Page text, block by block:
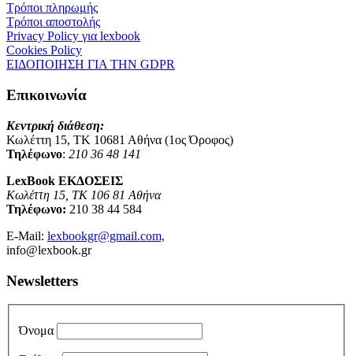
Τρόποι πληρωμής
Τρόποι αποστολής
Privacy Policy για lexbook
Cookies Policy
ΕΙΔΟΠΟΙΗΣΗ ΓΙΑ ΤΗΝ GDPR
Επικοινωνία
Κεντρική διάθεση:
Κωλέττη 15, ΤΚ 10681 Αθήνα (1ος Όροφος)
Τηλέφωνο: 210 36 48 141
LexBook ΕΚΔΟΣΕΙΣ
Κωλέττη 15, ΤΚ 106 81 Αθήνα
Τηλέφωνο: 210 38 44 584
E-Mail: lexbookgr@gmail.com,
info@lexbook.gr
Newsletters
Όνομα